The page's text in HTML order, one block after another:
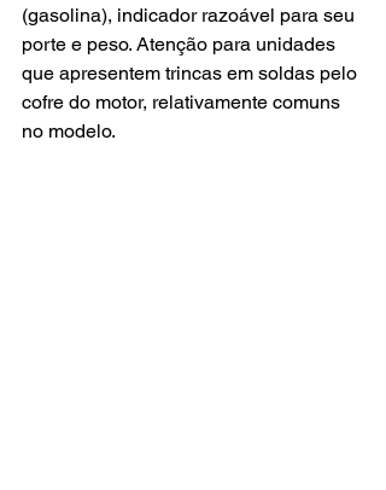
(gasolina), indicador razoável para seu
porte e peso. Atenção para unidades
que apresentem trincas em soldas pelo
cofre do motor, relativamente comuns
no modelo.